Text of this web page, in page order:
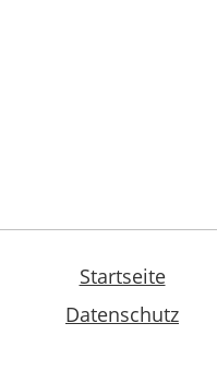
Startseite
Datenschutz